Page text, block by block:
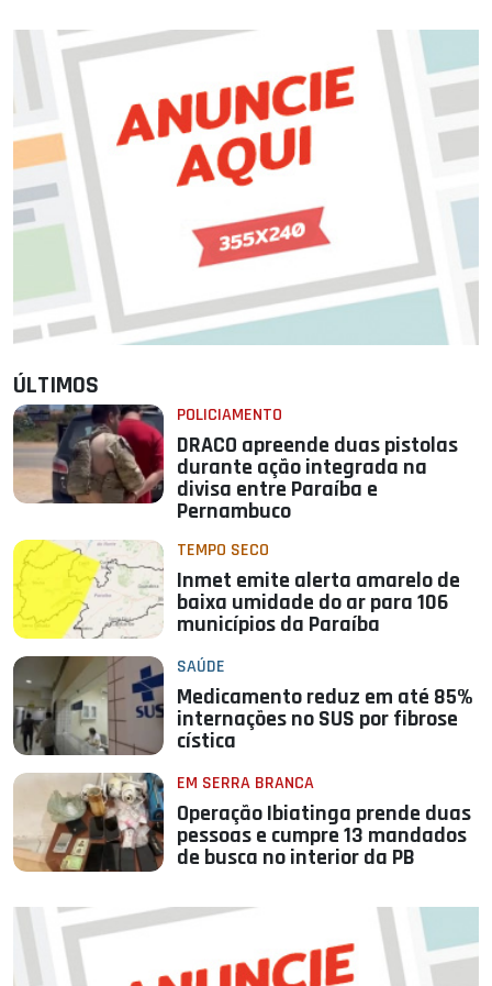
ÚLTIMOS
POLICIAMENTO
DRACO apreende duas pistolas
durante ação integrada na
divisa entre Paraíba e
Pernambuco
TEMPO SECO
Inmet emite alerta amarelo de
baixa umidade do ar para 106
municípios da Paraíba
SAÚDE
Medicamento reduz em até 85%
internações no SUS por fibrose
cística
EM SERRA BRANCA
Operação Ibiatinga prende duas
pessoas e cumpre 13 mandados
de busca no interior da PB